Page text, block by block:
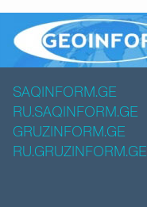
SAQINFORM.GE
RU.SAQINFORM.GE
GRUZINFORM.GE
RU.GRUZINFORM.GE